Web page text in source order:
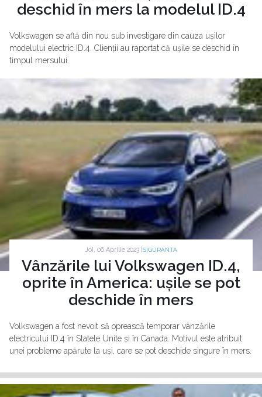
deschid în mers la modelul ID.4
Volkswagen se află din nou sub investigare din cauza ușilor
modelului electric ID.4. Clienții au raportat că ușile se deschid în
timpul mersului.
Joi, 06 Aprilie 2023 | SIGURANTA
Vânzările lui Volkswagen ID.4,
oprite în America: ușile se pot
deschide în mers
Volkswagen a fost nevoit să oprească temporar vânzările
electricului ID.4 în Statele Unite și în Canada. Motivul este atribuit
unei probleme apărute la uși, care se pot deschide singure în mers.